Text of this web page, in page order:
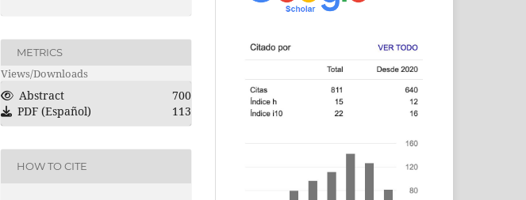
METRICS
Views/Downloads
Abstract
700
PDF (Español)
113
HOW TO CITE